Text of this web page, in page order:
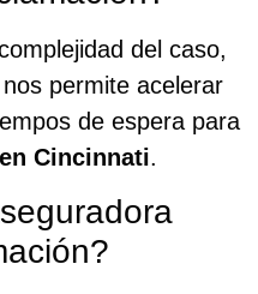
del caso,
permite acelerar
de espera para
Cincinnati.